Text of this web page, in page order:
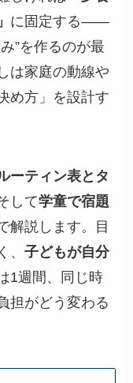
に固定する——
”を作るのが最
は家庭の動線や
め方」を設計す
ーティン表とタ
して学童で宿題
解説します。目
、子どもが自分
1週間、同じ時
担がどう変わる